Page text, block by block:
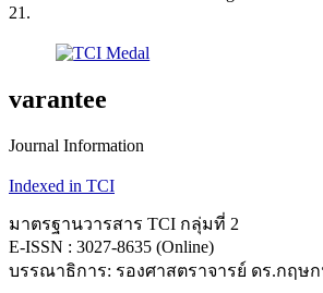
21.
varantee
Journal Information
Indexed in TCI
มาตรฐานวารสาร TCI กลุ่มที่ 2
E-ISSN : 3027-8635 (Online)
บรรณาธิการ: รองศาสตราจารย์ ดร.กฤษ